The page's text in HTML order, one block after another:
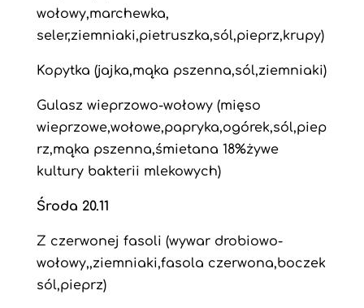
wołowy,marchewka,
seler,ziemniaki,pietruszka,sól,pieprz,krupy)
Kopytka (jajka,mąka pszenna,sól,ziemniaki)
Gulasz wieprzowo-wołowy (mięso
wieprzowe,wołowe,papryka,ogórek,sól,piep
rz,mąka pszenna,śmietana 18%żywe
kultury bakterii mlekowych)
Środa 20.11
Z czerwonej fasoli (wywar drobiowo-
wołowy,,ziemniaki,fasola czerwona,boczek
sól,pieprz)